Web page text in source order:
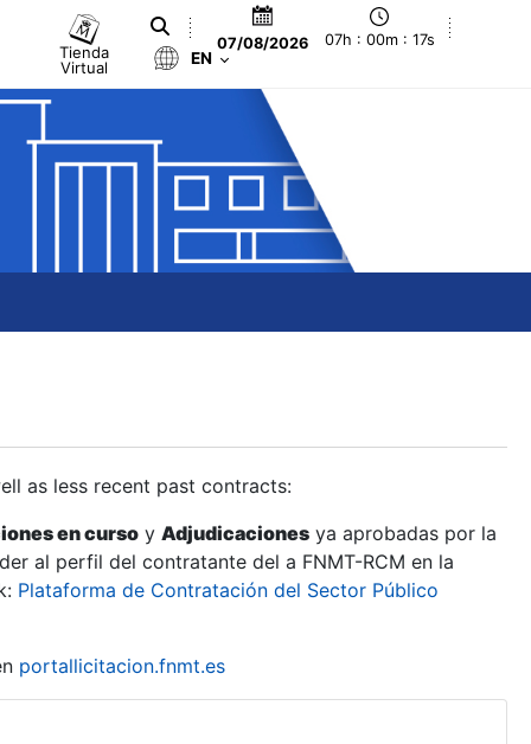
Tienda
Virtual
07/08/2026 07h : 00m : 18s
EN
as less recent past contracts:
en curso y Adjudicaciones ya aprobadas por la
al perfil del contratante del a FNMT-RCM en la
Plataforma de Contratación del Sector Público
portallicitacion.fnmt.es